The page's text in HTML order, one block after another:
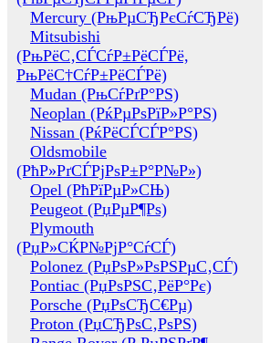
Mercury (РњРµСЂРєСѓСЂРё)
Mitsubishi
(РњРёС‚СЃСѓР±РёСЃРё,
РњРёС†СѓР±РёСЃРё)
Mudan (РњСѓРґР°РЅ)
Neoplan (РќРµРѕРїР»Р°РЅ)
Nissan (РќРёСЃСЃР°РЅ)
Oldsmobile
(РћР»РґСЃРјРѕР±Р°Р№Р»)
Opel (РћРїРµР»СЊ)
Peugeot (РџРµР¶Рѕ)
Plymouth
(РџР»СЌР№РјР°СѓСЃ)
Polonez (РџРѕР»РѕРЅРµС‚СЃ)
Pontiac (РџРѕРЅС‚РёР°Рє)
Porsche (РџРѕСЂС€Рµ)
Proton (РџСЂРѕС‚РѕРЅ)